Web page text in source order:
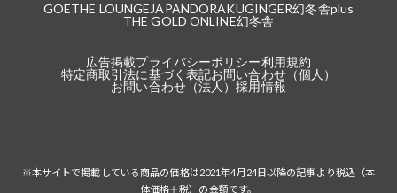
GOETHE LOUNGE JAPANDORAKUGINGER幻冬舎plus
THE GOLD ONLINE幻冬舎
広告掲載プライバシーポリシー利用規約
特定商取引法に基づく表記お問い合わせ（個人）
お問い合わせ（法人）採用情報
※本サイトで掲載している商品の価格は2021年4月24日以降の記事より税込（本
体価格＋税）の金額です。